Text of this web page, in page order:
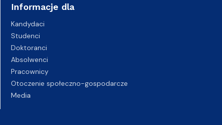
Informacje dla
Kandydaci
Studenci
Doktoranci
Absolwenci
Pracownicy
Otoczenie społeczno-gospodarcze
Media